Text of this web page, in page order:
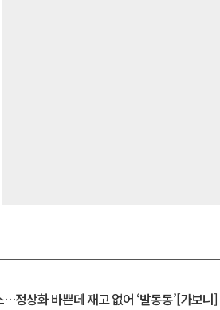
정상화 바쁜데 재고 없어 ‘발동동’[가보니]